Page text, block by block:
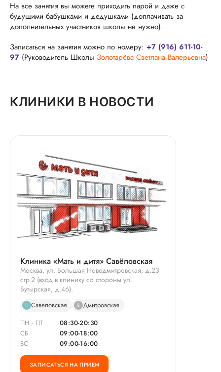
На все занятия вы можете приходить парой и даже с
будущими бабушками и дедушками (доплачивать за
дополнительных участников школы не нужно).
Записаться на занятия можно по номеру: +7 (916) 611-10-
97 (Руководитель Школы Золотарёва Светлана Валерьевна)
КЛИНИКИ В НОВОСТИ
Клиника «Мать и дитя» Савёловская
Москва, ул. Большая Новодмитровская, д.23
стр.2 (вход в клинику со стороны ул.
Бутырская, д.46).
11 Савеловская 9
Дмитровская
ПН - ПТ
08:30-20:30
СБ
09:00-18:00
ВС
09:00-16:00
ЗАПИСАТЬСЯ НА ПРИЕМ